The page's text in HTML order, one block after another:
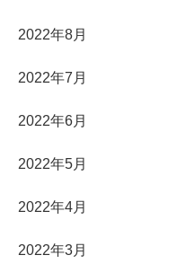
2022年8月
2022年7月
2022年6月
2022年5月
2022年4月
2022年3月